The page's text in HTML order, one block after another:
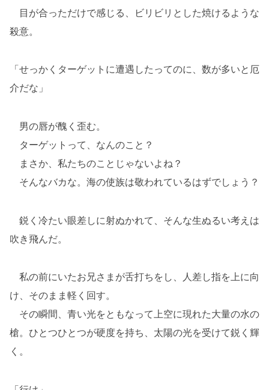
目が合っただけで感じる、ビリビリとした焼けるような
殺意。
「せっかくターゲットに遭遇したってのに、数が多いと厄
介だな」
男の唇が醜く歪む。
ターゲットって、なんのこと？
まさか、私たちのことじゃないよね？
そんなバカな。海の使族は敬われているはずでしょう？
鋭く冷たい眼差しに射ぬかれて、そんな生ぬるい考えは
吹き飛んだ。
私の前にいたお兄さまが舌打ちをし、人差し指を上に向
け、そのまま軽く回す。
その瞬間、青い光をともなって上空に現れた大量の水の
槍。ひとつひとつが硬度を持ち、太陽の光を受けて鋭く輝
く。